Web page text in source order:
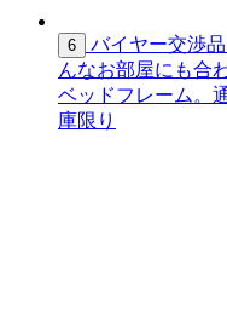
6 バイヤー交渉品
んなお部屋にも合
ベッドフレーム。
庫限り